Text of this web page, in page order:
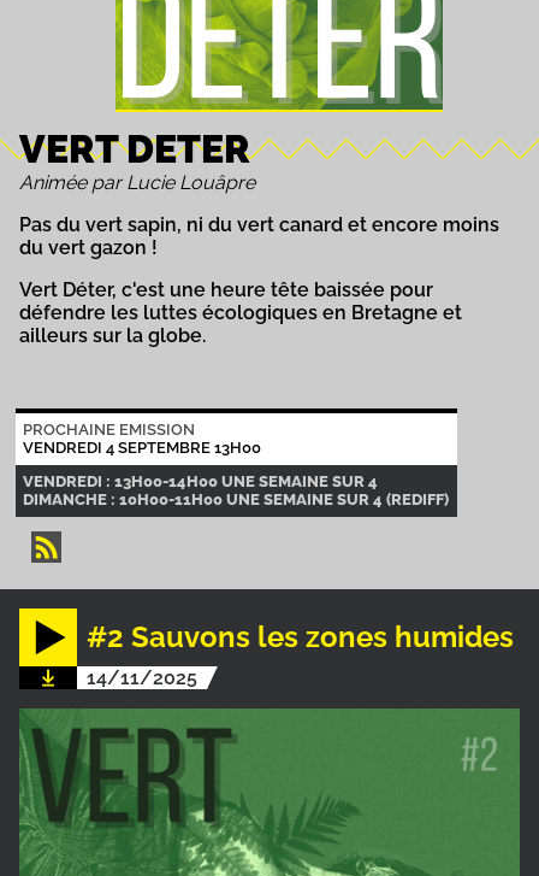
VERT DETER
Animée par Lucie Louâpre
Pas du vert sapin, ni du vert canard et encore moins
du vert gazon !
Vert Déter, c'est une heure tête baissée pour
défendre les luttes écologiques en Bretagne et
ailleurs sur la globe.
PROCHAINE EMISSION
VENDREDI 4 SEPTEMBRE 13H00
VENDREDI : 13H00-14H00 UNE SEMAINE SUR 4
DIMANCHE : 10H00-11H00 UNE SEMAINE SUR 4 (REDIFF)
#2 Sauvons les zones humides
14/11/2025